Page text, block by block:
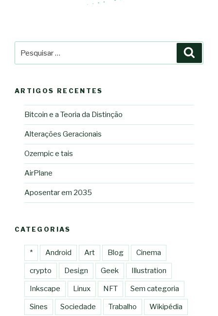
por:
ARTIGOS RECENTES
Bitcoin e a Teoria da Distinção
Alterações Geracionais
Ozempic e tais
AirPlane
Aposentar em 2035
CATEGORIAS
* Android Art Blog Cinema
crypto Design Geek Illustration
Inkscape Linux NFT Sem categoria
Sines Sociedade Trabalho Wikipédia